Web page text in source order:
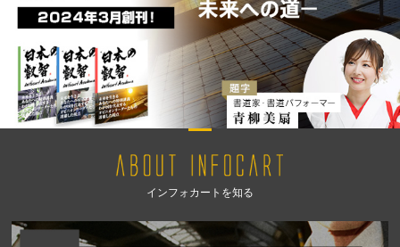
インフォカートを知る